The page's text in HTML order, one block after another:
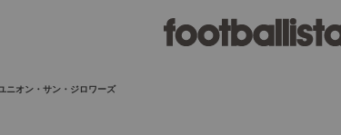
ニオン・サン・ジロワーズ